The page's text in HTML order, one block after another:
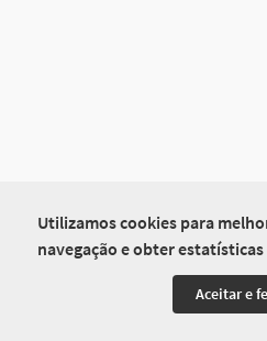
Utilizamos cookies para
navegação e obter
Aceitar e